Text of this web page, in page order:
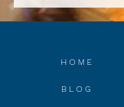
HOME
BLOG